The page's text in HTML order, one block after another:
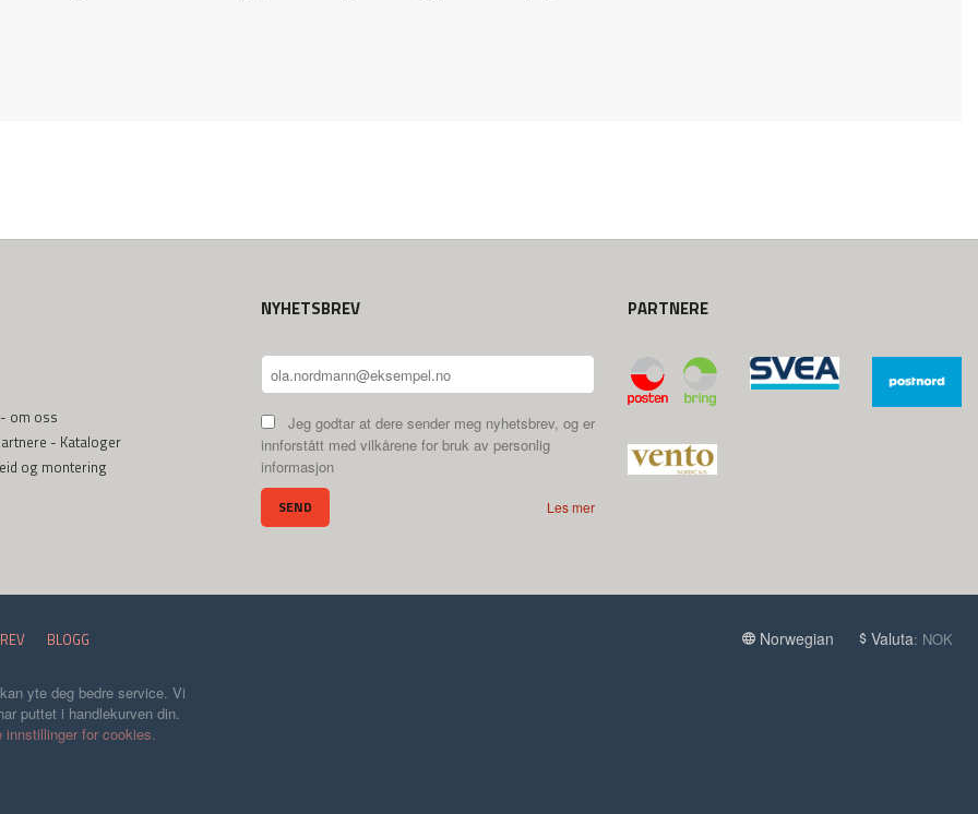
om oss
- Kataloger
og montering
NYHETSBREV
Jeg godtar at dere sender meg nyhetsbrev, og er
innforstått med vilkårene for bruk av personlig
informasjon
Les mer
PARTNERE
Norwegian Valuta: NOK
BLOGG
yte deg bedre service. Vi
puttet i handlekurven din.
innstillinger for cookies.